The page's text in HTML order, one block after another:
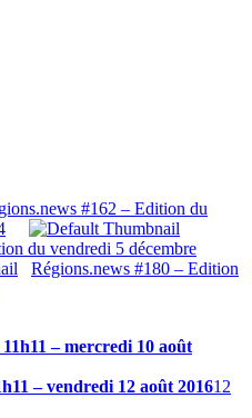
#162 – Edition du
du vendredi 5 décembre
Régions.news #180 – Edition
– mercredi 10 août
– vendredi 12 août 201612